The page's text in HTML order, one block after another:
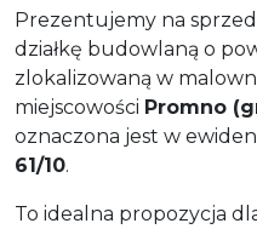
Prezentujemy na
działkę budowlaną o
zlokalizowaną w
miejscowości Promno
oznaczona jest w
61/10.
To idealna propozycja